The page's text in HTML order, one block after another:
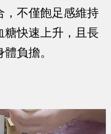
，不僅飽足感維持
糖快速上升，且長
負擔。